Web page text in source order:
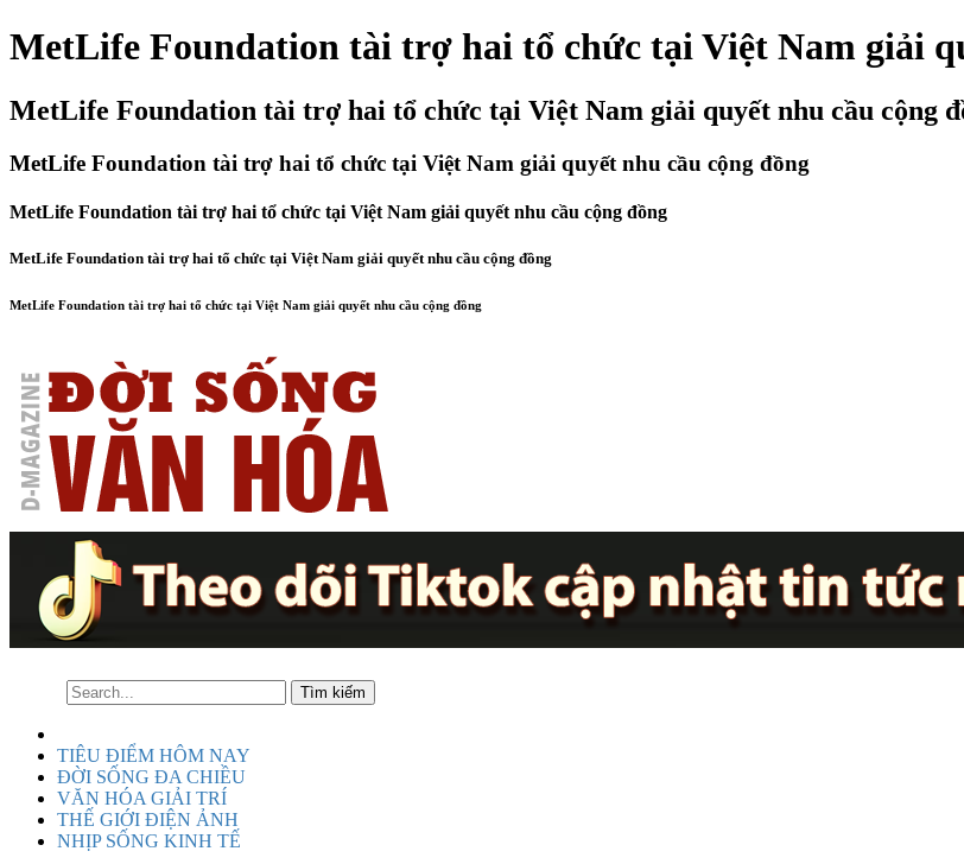
MetLife Foundation tài trợ hai tổ chức tại Việt Nam giải
MetLife Foundation tài trợ hai tổ chức tại Việt Nam giải quyết nhu cầu cộng
MetLife Foundation tài trợ hai tổ chức tại Việt Nam giải quyết nhu cầu cộng đồng
MetLife Foundation tài trợ hai tổ chức tại Việt Nam giải quyết nhu cầu cộng đồng
MetLife Foundation tài trợ hai tổ chức tại Việt Nam giải quyết nhu cầu cộng đồng
MetLife Foundation tài trợ hai tổ chức tại Việt Nam giải quyết nhu cầu cộng đồng
TIÊU ĐIỂM HÔM NAY
ĐỜI SỐNG ĐA CHIỀU
VĂN HÓA GIẢI TRÍ
THẾ GIỚI ĐIỆN ẢNH
NHỊP SỐNG KINH TẾ